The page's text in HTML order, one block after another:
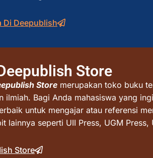
Di Deepublish
Store
Store merupakan toko buku
ilmiah. Bagi Anda mahasiswa yang
untuk mengajar atau referensi
lainnya seperti UII Press, UGM Press,
Store